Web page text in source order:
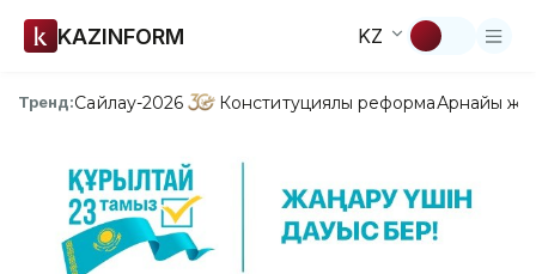
KAZINFORM KZ
Тренд:Сайлау-2026 Конституциялық реформаАрнайы